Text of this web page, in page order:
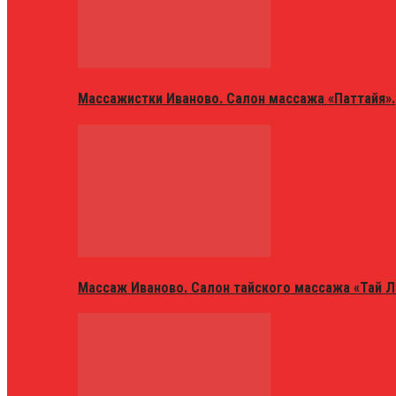
Массажистки Иваново. Салон массажа «Паттайя».
Массаж Иваново. Салон тайского массажа «Тай